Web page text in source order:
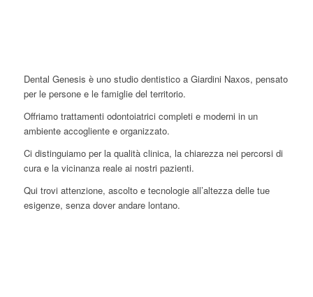
Dental Genesis è uno studio dentistico a Giardini Naxos, pensato
per le persone e le famiglie del territorio.
Offriamo trattamenti odontoiatrici completi e moderni in un
ambiente accogliente e organizzato.
Ci distinguiamo per la qualità clinica, la chiarezza nei percorsi di
cura e la vicinanza reale ai nostri pazienti.
Qui trovi attenzione, ascolto e tecnologie all’altezza delle tue
esigenze, senza dover andare lontano.